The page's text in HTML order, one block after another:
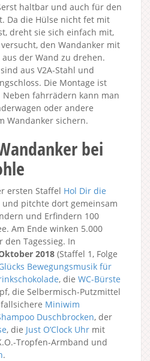
haltbar und auch für den
Da die Hülse nicht fet mit
dreht sie sich einfach mit,
den Wandanker mit
der Wand zu drehen.
aus V2A-Stahl und
Die Montage ist
fahrrädern kann man
oder andere
Wandanker sichern.
bei
ersten Staffel Hol Dir die
und pitchte dort gemeinsam
und Erfindern 100
Am Ende winken 5.000
den Tagessieg. In
2018 (Staffel 1, Folge
Bewegungsmusik für
, die WC-Bürste
die Selbermisch-Putzmittel
Miniwim
Duschbrocken, der
, die Just O’Clock Uhr mit
Tropfen-Armband und
.